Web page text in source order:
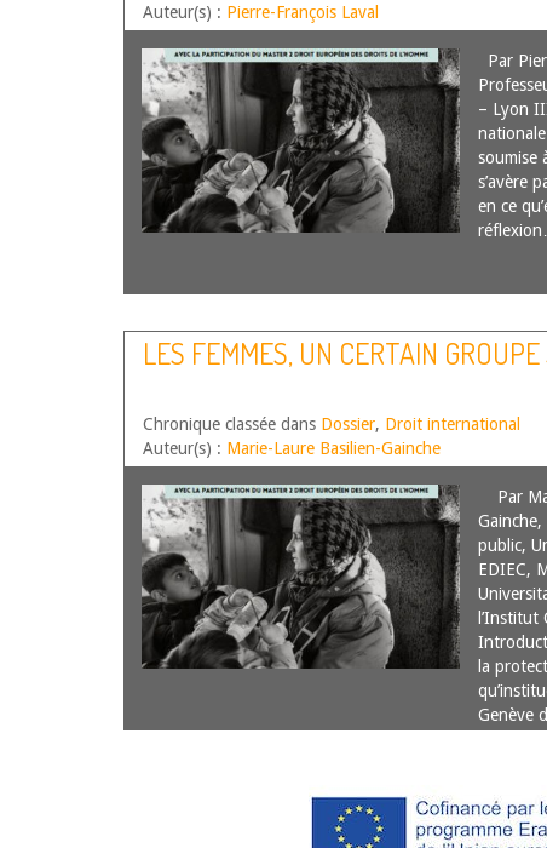
Auteur(s) : Pierre-François Laval
Par
– Lyon
soumise
s’avère
en ce
LES FEMMES, UN CERTAIN
Chronique classée dans Dossier, Droit international
Auteur(s) : Marie-Laure Basilien-Gainche
Par
public,
EDIEC,
l’Institut
la
Genève